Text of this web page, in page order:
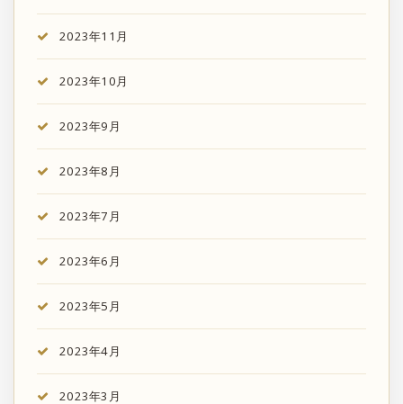
2023年11月
2023年10月
2023年9月
2023年8月
2023年7月
2023年6月
2023年5月
2023年4月
2023年3月